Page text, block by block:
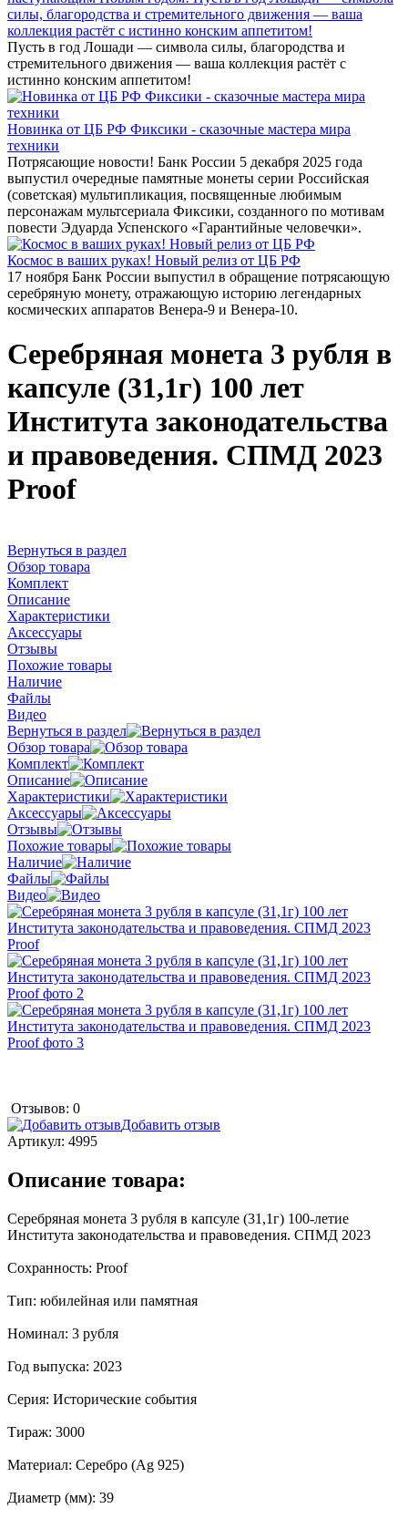
силы, благородства и стремительного движения — ваша
коллекция растёт с истинно конским аппетитом!
Пусть в год Лошади — символа силы, благородства и
стремительного движения — ваша коллекция растёт с
истинно конским аппетитом!
Новинка от ЦБ РФ Фиксики - сказочные мастера мира
техники
Потрясающие новости! Банк России 5 декабря 2025 года
выпустил очередные памятные монеты серии Российская
(советская) мультипликация, посвященные любимым
персонажам мультсериала Фиксики, созданного по мотивам
повести Эдуарда Успенского «Гарантийные человечки».
Космос в ваших руках! Новый релиз от ЦБ РФ
17 ноября Банк России выпустил в обращение потрясающую
серебряную монету, отражающую историю легендарных
космических аппаратов Венера-9 и Венера-10.
Серебряная монета 3 рубля в
капсуле (31,1г) 100 лет
Института законодательства
и правоведения. СПМД 2023
Proof
Вернуться в раздел
Обзор товара
Комплект
Описание
Характеристики
Аксессуары
Отзывы
Похожие товары
Наличие
Файлы
Видео
Вернуться в раздел
Обзор товара
Комплект
Описание
Характеристики
Аксессуары
Отзывы
Похожие товары
Наличие
Файлы
Видео
Отзывов: 0
Добавить отзыв
Артикул: 4995
Описание товара:
Серебряная монета 3 рубля в капсуле (31,1г) 100-летие
Института законодательства и правоведения. СПМД 2023
Сохранность: Proof
Тип: юбилейная или памятная
Номинал: 3 рубля
Год выпуска: 2023
Серия: Исторические события
Тираж: 3000
Материал: Серебро (Ag 925)
Диаметр (мм): 39